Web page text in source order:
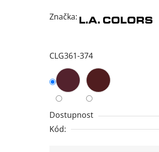
produktu
z
hvězdiček.
Značka:
CLG361-374
Dostupnost
Kód: